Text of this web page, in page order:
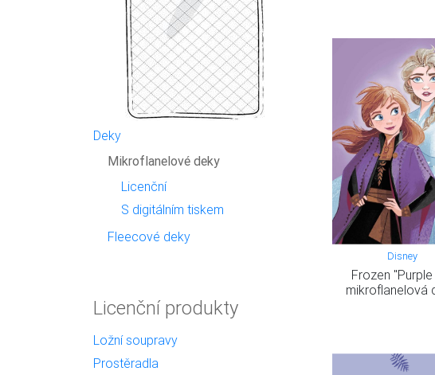
Disney
Frozen
mikroflanelová
Deky
Mikroflanelové deky
Licenční
S digitálním tiskem
Fleecové deky
Licenční produkty
Ložní soupravy
Prostěradla